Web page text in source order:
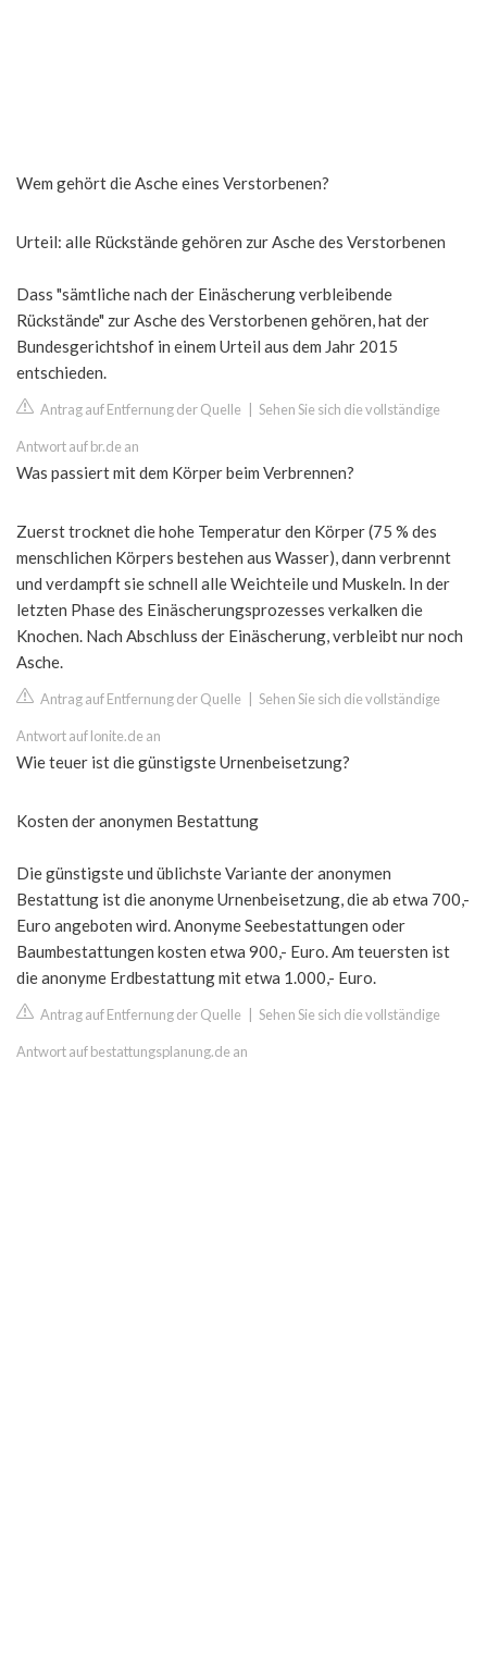
Wem gehört die Asche eines Verstorbenen?
Urteil: alle Rückstände gehören zur Asche des Verstorbenen
Dass "sämtliche nach der Einäscherung verbleibende
Rückstände" zur Asche des Verstorbenen gehören, hat der
Bundesgerichtshof in einem Urteil aus dem Jahr 2015
entschieden.
Antrag auf Entfernung der Quelle Sehen Sie sich die vollständige
Antwort auf br.de an
Was passiert mit dem Körper beim Verbrennen?
Zuerst trocknet die hohe Temperatur den Körper (75 % des
menschlichen Körpers bestehen aus Wasser), dann verbrennt
und verdampft sie schnell alle Weichteile und Muskeln. In der
letzten Phase des Einäscherungsprozesses verkalken die
Knochen. Nach Abschluss der Einäscherung, verbleibt nur noch
Asche.
Antrag auf Entfernung der Quelle Sehen Sie sich die vollständige
Antwort auf lonite.de an
Wie teuer ist die günstigste Urnenbeisetzung?
Kosten der anonymen Bestattung
Die günstigste und üblichste Variante der anonymen
Bestattung ist die anonyme Urnenbeisetzung, die ab etwa 700,-
Euro angeboten wird. Anonyme Seebestattungen oder
Baumbestattungen kosten etwa 900,- Euro. Am teuersten ist
die anonyme Erdbestattung mit etwa 1.000,- Euro.
Antrag auf Entfernung der Quelle Sehen Sie sich die vollständige
Antwort auf bestattungsplanung.de an